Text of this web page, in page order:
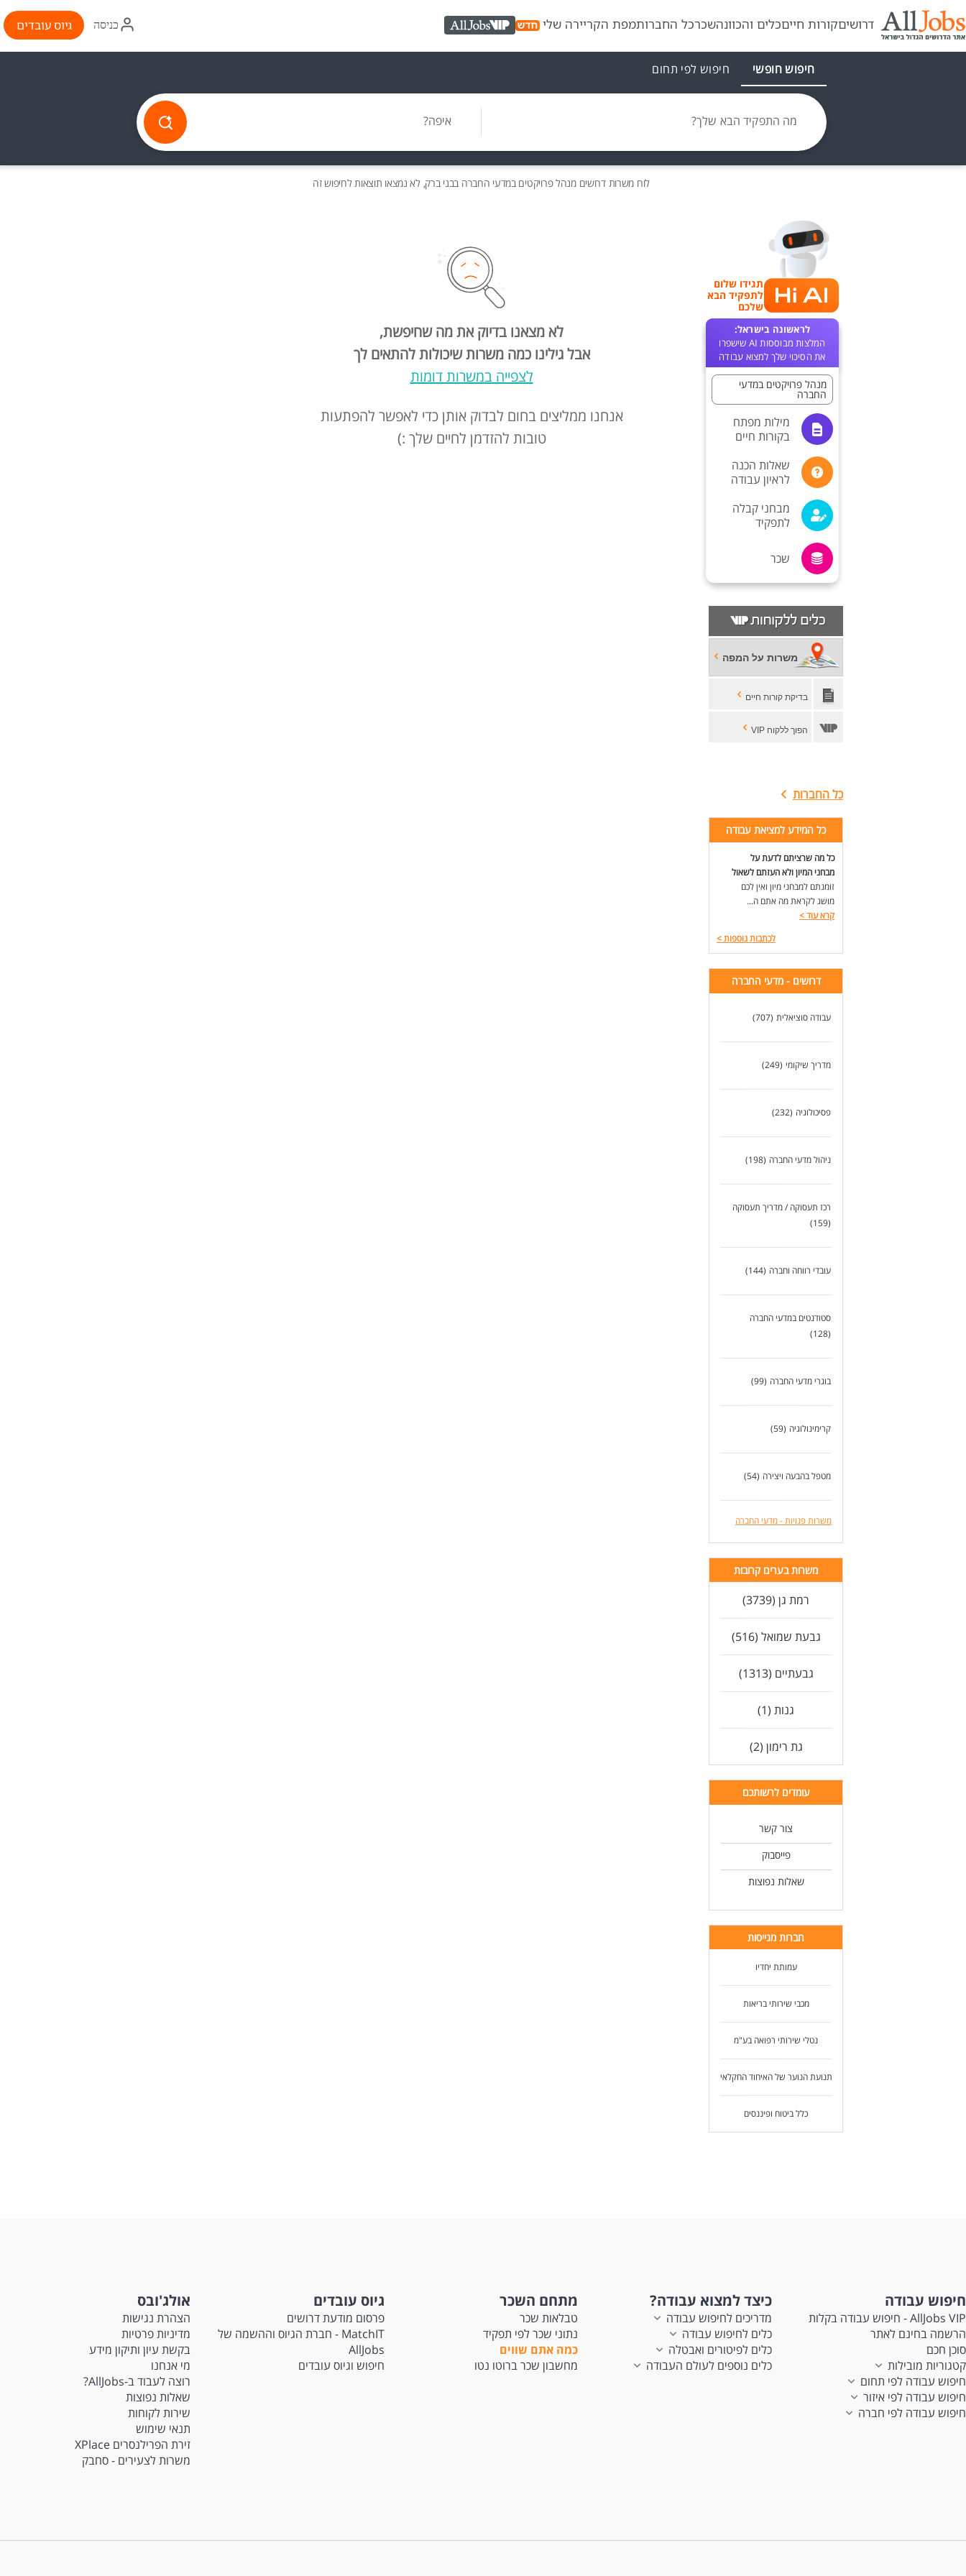
דרושיםקורות חייםכלים והכוונהשכרכל החברותמפת הקריירה שלי AllJobs VIP
איקון
התחברות
כניסה גיוס עובדים
חיפוש חופשי חיפוש לפי תחום
מה התפקיד הבא שלך? איפה?
לוח משרותדרושים מנהל פרויקטים במדעי החברה בבני ברק, לא נמצאו תוצאות לחיפוש זה
תגידו שלום
לתפקיד הבא
שלכם
לראשונה בישראל:
המלצות מבוססות AI שישפרו
את הסיכוי שלך למצוא עבודה
מנהל פרויקטים במדעי
החברה
מילות מפתח
בקורות חיים
שאלות הכנה
לראיון עבודה
מבחני קבלה
לתפקיד
שכר
משרות על המפה
בדיקת קורות חיים
הפוך ללקוח VIP
כל החברות
כל המידע למציאת עבודה
כל מה שרציתם לדעת על
מבחני המיון ולא העזתם לשאול
זומנתם למבחני מיון ואין לכם
מושג לקראת מה אתם ה...
קרא עוד>
לכתבות נוספות>
דרושים - מדעי החברה
עבודה סוציאלית (707)
מדריך שיקומי (249)
פסיכולוגיה (232)
ניהול מדעי החברה (198)
רכז תעסוקה / מדריך תעסוקה
(159)
עובדי רווחה וחברה (144)
סטודנטים במדעי החברה
(128)
בוגרי מדעי החברה (99)
קרימינולוגיה (59)
מטפל בהבעה ויצירה (54)
משרות פנויות - מדעי החברה
משרות בערים קרובות
רמת גן (3739)
גבעת שמואל (516)
גבעתיים (1313)
גנות (1)
גת רימון (2)
עומדים לרשותכם
צור קשר
פייסבוק
שאלות נפוצות
חברות מגייסות
עמותת יחדיו
מכבי שירותי בריאות
נטלי שירותי רפואה בע"מ
תנועת הנוער של האיחוד החקלאי
כלל ביטוח ופיננסים
לא מצאנו בדיוק את מה שחיפשת,
אבל גילינו כמה משרות שיכולות להתאים לך
לצפייה במשרות דומות
אנחנו ממליצים בחום לבדוק אותן כדי לאפשר להפתעות
טובות להזדמן לחיים שלך :)
חיפוש עבודה
AllJobs VIP - חיפוש עבודה בקלות
הרשמה בחינם לאתר
סוכן חכם
קטגוריות מובילות
חיפוש עבודה לפי תחום
חיפוש עבודה לפי איזור
חיפוש עבודה לפי חברה
כיצד למצוא עבודה?
מדריכים לחיפוש עבודה
כלים לחיפוש עבודה
כלים לפיטורים ואבטלה
כלים נוספים לעולם העבודה
מתחם השכר
טבלאות שכר
נתוני שכר לפי תפקיד
כמה אתם שווים
מחשבון שכר ברוטו נטו
גיוס עובדים
פרסום מודעת דרושים
MatchIT - חברת הגיוס וההשמה של
AllJobs
חיפוש וגיוס עובדים
אולג'ובס
הצהרת נגישות
מדיניות פרטיות
בקשת עיון ותיקון מידע
מי אנחנו
רוצה לעבוד ב-AllJobs?
שאלות נפוצות
שירות לקוחות
תנאי שימוש
זירת הפרילנסרים XPlace
משרות לצעירים - סחבק